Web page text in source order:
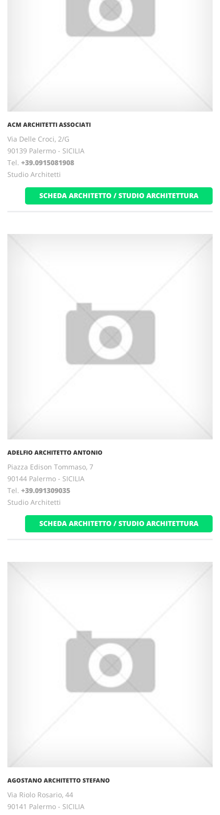
ACM ARCHITETTI ASSOCIATI
Via Delle Croci, 2/G
90139 Palermo - SICILIA
Tel. +39.0915081908
Studio Architetti
SCHEDA ARCHITETTO / STUDIO ARCHITETTURA
ADELFIO ARCHITETTO ANTONIO
Piazza Edison Tommaso, 7
90144 Palermo - SICILIA
Tel. +39.091309035
Studio Architetti
SCHEDA ARCHITETTO / STUDIO ARCHITETTURA
AGOSTANO ARCHITETTO STEFANO
Via Riolo Rosario, 44
90141 Palermo - SICILIA